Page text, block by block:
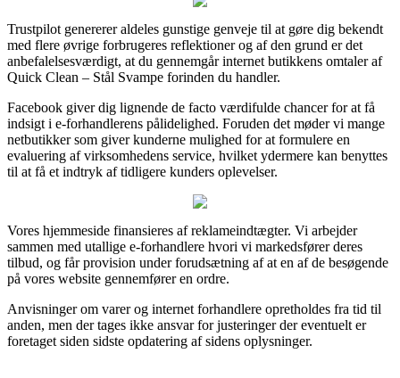
Trustpilot genererer aldeles gunstige genveje til at gøre dig bekendt
med flere øvrige forbrugeres reflektioner og af den grund er det
anbefalelsesværdigt, at du gennemgår internet butikkens omtaler af
Quick Clean – Stål Svampe forinden du handler.
Facebook giver dig lignende de facto værdifulde chancer for at få
indsigt i e-forhandlerens pålidelighed. Foruden det møder vi mange
netbutikker som giver kunderne mulighed for at formulere en
evaluering af virksomhedens service, hvilket ydermere kan benyttes
til at få et indtryk af tidligere kunders oplevelser.
Vores hjemmeside finansieres af reklameindtægter. Vi arbejder
sammen med utallige e-forhandlere hvori vi markedsfører deres
tilbud, og får provision under forudsætning af at en af de besøgende
på vores website gennemfører en ordre.
Anvisninger om varer og internet forhandlere opretholdes fra tid til
anden, men der tages ikke ansvar for justeringer der eventuelt er
foretaget siden sidste opdatering af sidens oplysninger.